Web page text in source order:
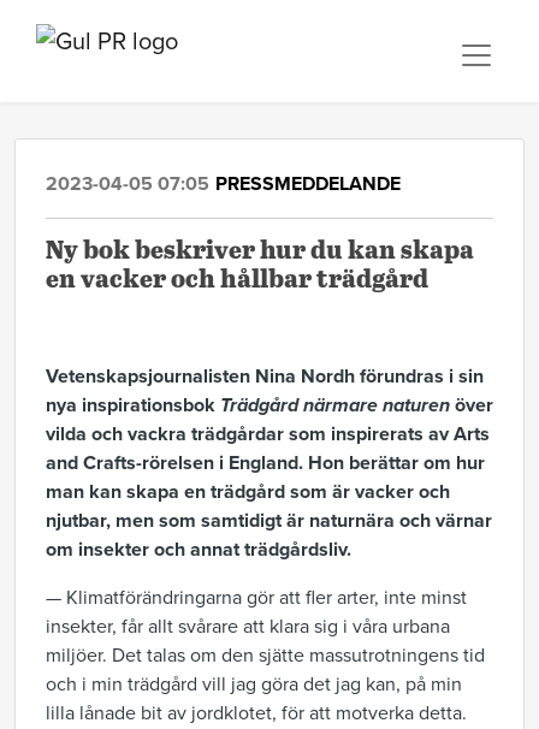
2023-04-05 07:05 PRESSMEDDELANDE
Ny bok beskriver hur du kan skapa
en vacker och hållbar trädgård
Vetenskapsjournalisten Nina Nordh förundras i sin
nya inspirationsbok Trädgård närmare naturen över
vilda och vackra trädgårdar som inspirerats av Arts
and Crafts-rörelsen i England. Hon berättar om hur
man kan skapa en trädgård som är vacker och
njutbar, men som samtidigt är naturnära och värnar
om insekter och annat trädgårdsliv.
— Klimatförändringarna gör att fler arter, inte minst
insekter, får allt svårare att klara sig i våra urbana
miljöer. Det talas om den sjätte massutrotningens tid
och i min trädgård vill jag göra det jag kan, på min
lilla lånade bit av jordklotet, för att motverka detta.